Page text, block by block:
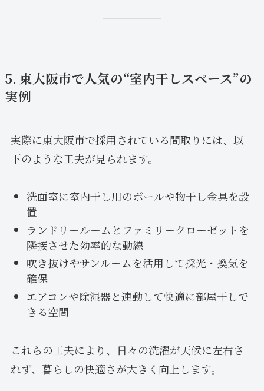
5. 東大阪市で人気の“室内干しスペース”の
実例
実際に東大阪市で採用されている間取りには、以
下のような工夫が見られます。
洗面室に室内干し用のポールや物干し金具を設
置
ランドリールームとファミリークローゼットを
隣接させた効率的な動線
吹き抜けやサンルームを活用して採光・換気を
確保
エアコンや除湿器と連動して快適に部屋干しで
きる空間
これらの工夫により、日々の洗濯が天候に左右さ
れず、暮らしの快適さが大きく向上します。